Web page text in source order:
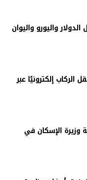
واليورو واليوان
الركاب إلكترونيًا عبر
وزيرة الإسكان في